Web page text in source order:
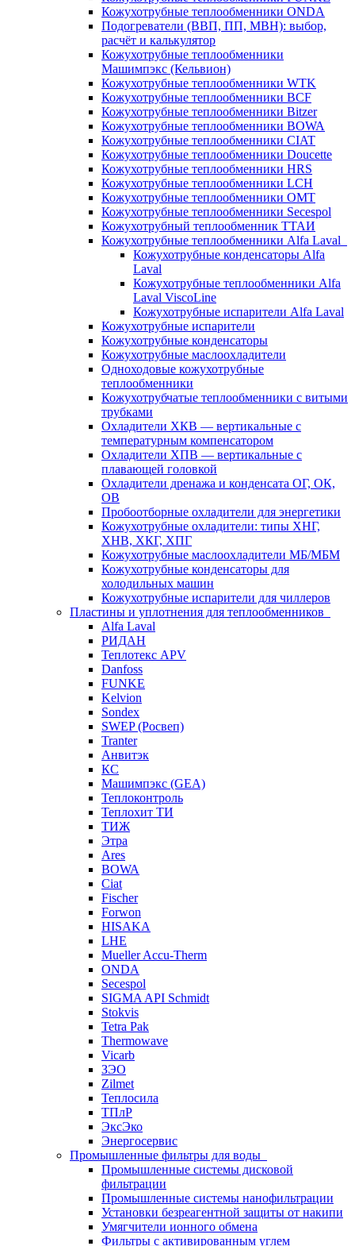
Кожухотрубные теплообменники ONDA
Подогреватели (ВВП, ПП, МВН): выбор,
расчёт и калькулятор
Кожухотрубные теплообменники
Машимпэкс (Кельвион)
Кожухотрубные теплообменники WTK
Кожухотрубные теплообменники BCF
Кожухотрубные теплообменники Bitzer
Кожухотрубные теплообменники BOWA
Кожухотрубные теплообменники CIAT
Кожухотрубные теплообменники Doucette
Кожухотрубные теплообменники HRS
Кожухотрубные теплообменники LCH
Кожухотрубные теплообменники OMT
Кожухотрубные теплообменники Secespol
Кожухотрубный теплообменник ТТАИ
Кожухотрубные теплообменники Alfa Laval
Кожухотрубные конденсаторы Alfa
Laval
Кожухотрубные теплообменники Alfa
Laval ViscoLine
Кожухотрубные испарители Alfa Laval
Кожухотрубные испарители
Кожухотрубные конденсаторы
Кожухотрубные маслоохладители
Одноходовые кожухотрубные
теплообменники
Кожухотрубчатые теплообменники с витыми
трубками
Охладители ХКВ — вертикальные с
температурным компенсатором
Охладители ХПВ — вертикальные с
плавающей головкой
Охладители дренажа и конденсата ОГ, ОК,
ОВ
Пробоотборные охладители для энергетики
Кожухотрубные охладители: типы ХНГ,
ХНВ, ХКГ, ХПГ
Кожухотрубные маслоохладители МБ/МБМ
Кожухотрубные конденсаторы для
холодильных машин
Кожухотрубные испарители для чиллеров
Пластины и уплотнения для теплообменников
Alfa Laval
РИДАН
Теплотекс APV
Danfoss
FUNKE
Kelvion
Sondex
SWEP (Росвеп)
Tranter
Анвитэк
КС
Машимпэкс (GEA)
Теплоконтроль
Теплохит ТИ
ТИЖ
Этра
Ares
BOWA
Ciat
Fischer
Forwon
HISAKA
LHE
Mueller Accu-Therm
ONDA
Secespol
SIGMA API Schmidt
Stokvis
Tetra Pak
Thermowave
Vicarb
ЗЭО
Zilmet
Теплосила
ТПлР
ЭксЭко
Энергосервис
Промышленные фильтры для воды
Промышленные системы дисковой
фильтрации
Промышленные системы нанофильтрации
Установки безреагентной защиты от накипи
Умягчители ионного обмена
Фильтры с активированным углем